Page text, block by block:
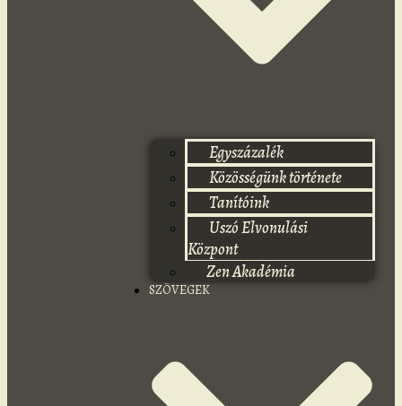
Egyszázalék
Közösségünk története
Tanítóink
Uszó Elvonulási
Központ
Zen Akadémia
SZÖVEGEK